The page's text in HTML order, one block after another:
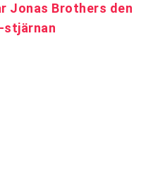
Jonas Brothers den
stjärnan